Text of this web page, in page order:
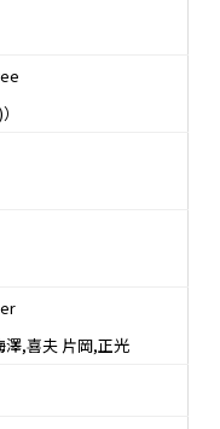
,喜夫 片岡,正光